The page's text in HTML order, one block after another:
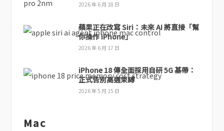
2026 年 6 月 18 日
蘋果正在改寫 Siri：未來 AI 將直接「幫
你操作 iPhone」
2026 年 6 月 17 日
iPhone 18 傳全面採用自研 5G 基帶：
正式告別高通束縛
2026 年 5 月 15 日
Mac